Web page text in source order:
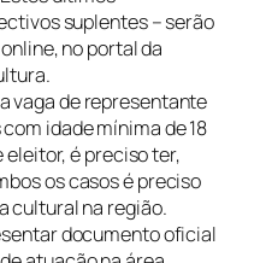
suplentes – serão
no portal da
vaga de representante
idade mínima de 18
eleitor, é preciso ter,
os casos é preciso
cultural na região.
documento oficial